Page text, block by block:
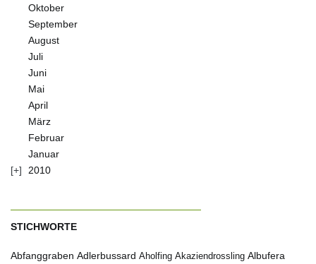
Oktober
September
August
Juli
Juni
Mai
April
März
Februar
Januar
2010
STICHWORTE
Abfanggraben Adlerbussard Aholfing Akaziendrossling Albufera